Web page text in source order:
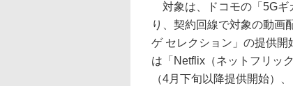
対象は、ドコモの「5Gギ
り、契約回線で対象の動画
ゲ セレクション」の提供開
は「Netflix（ネットフリッ
（4月下旬以降提供開始）